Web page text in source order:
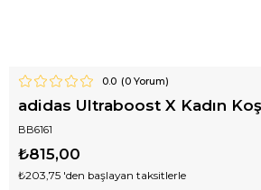
0.0 (0Yorum)
adidas Ultraboost X Kadın
BB6161
₺815,00
₺203,75 'den başlayan taksitlerle